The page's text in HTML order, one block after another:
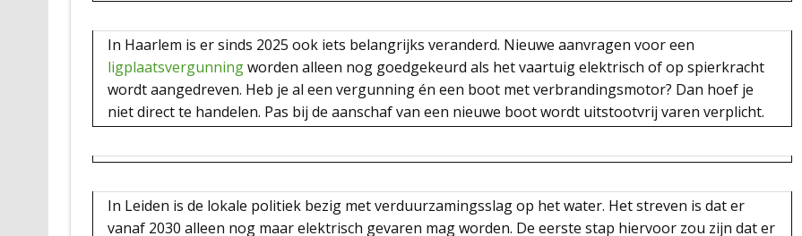
In Haarlem is er sinds 2025 ook iets belangrijks veranderd. Nieuwe aanvragen voor een
ligplaatsvergunningworden alleen nog goedgekeurd als het vaartuig elektrisch of op spierkracht
wordt aangedreven. Heb je al een vergunning én een boot met verbrandingsmotor? Dan hoef je
niet direct te handelen. Pas bij de aanschaf van een nieuwe boot wordt uitstootvrij varen verplicht.
In Leiden is de lokale politiek bezig met verduurzamingsslag op het water. Het streven is dat er
vanaf 2030 alleen nog maar elektrisch gevaren mag worden. De eerste stap hiervoor zou zijn dat er